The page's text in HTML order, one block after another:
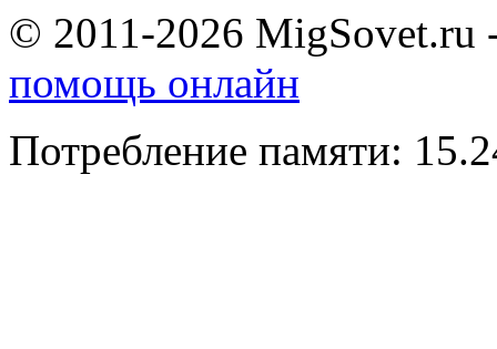
© 2011-2026 MigSovet.ru
помощь онлайн
Потребление памяти: